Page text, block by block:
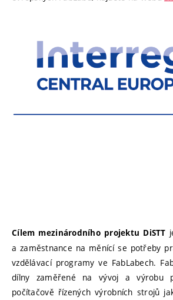
Cílem mezinárodního projektu DiSTT
a zaměstnance na měnící se potřeby
vzdělávací programy ve FabLabech.
dílny zaměřené na vývoj a výrobu
počítačově řízených výrobních strojů